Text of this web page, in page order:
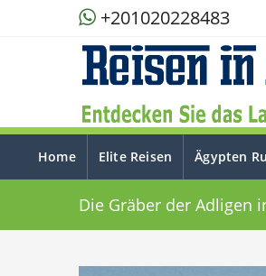
+201020228483
Home Elite Reisen Ägypten
Die Gräber der Adligen